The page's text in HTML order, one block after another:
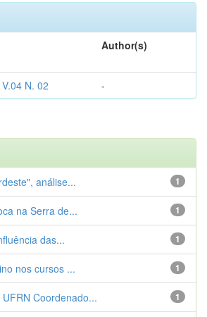
Author(s)
N. 02 -
1
análise...
1
na Serra de...
1
das...
1
nos cursos ...
1
Coordenado...